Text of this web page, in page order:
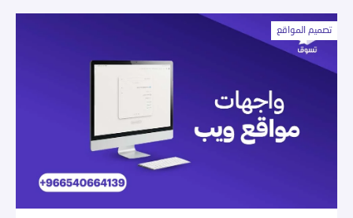
تصميم المواقع